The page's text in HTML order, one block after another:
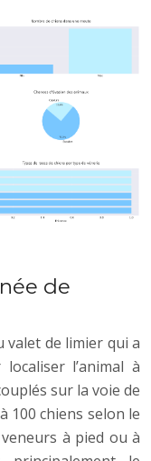
de
de limier qui a
l’animal à
sur la voie de
100 chiens selon le
à pied ou à